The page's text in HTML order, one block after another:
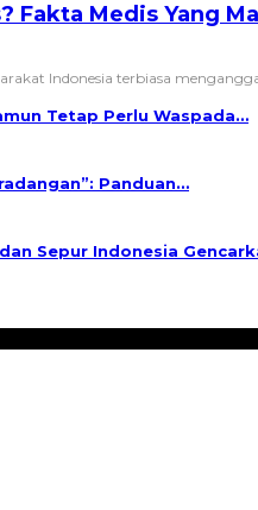
Fakta Medis Yang
Indonesia terbiasa
Tetap Perlu Waspada…
Panduan…
Sepur Indonesia